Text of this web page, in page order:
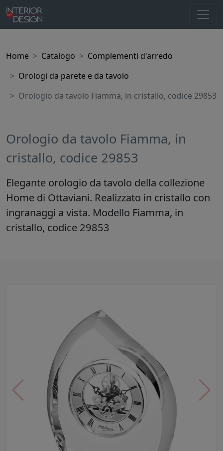
Home Catalogo
Complementi d'arredo
Orologi da parete e da tavolo
Orologio da tavolo Fiamma, in cristallo, codice 29853
Orologio da tavolo Fiamma, in
cristallo, codice 29853
Elegante orologio da tavolo della collezione
Home di Ottaviani. Realizzato in cristallo con
ingranaggi a vista. Modello Fiamma, in
cristallo, codice 29853